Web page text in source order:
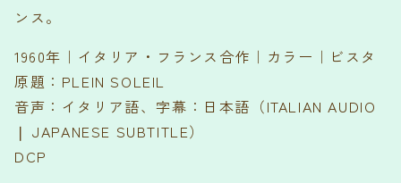
ンス。
1960年｜イタリア・フランス合作｜カラー｜ビスタ
原題：PLEIN SOLEIL
音声：イタリア語、字幕：日本語（ITALIAN AUDIO
❘ JAPANESE SUBTITLE）
DCP